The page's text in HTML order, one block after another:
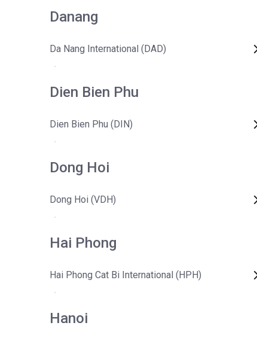
Danang
Da Nang International (DAD)
Dien Bien Phu
Dien Bien Phu (DIN)
Dong Hoi
Dong Hoi (VDH)
Hai Phong
Hai Phong Cat Bi International (HPH)
Hanoi